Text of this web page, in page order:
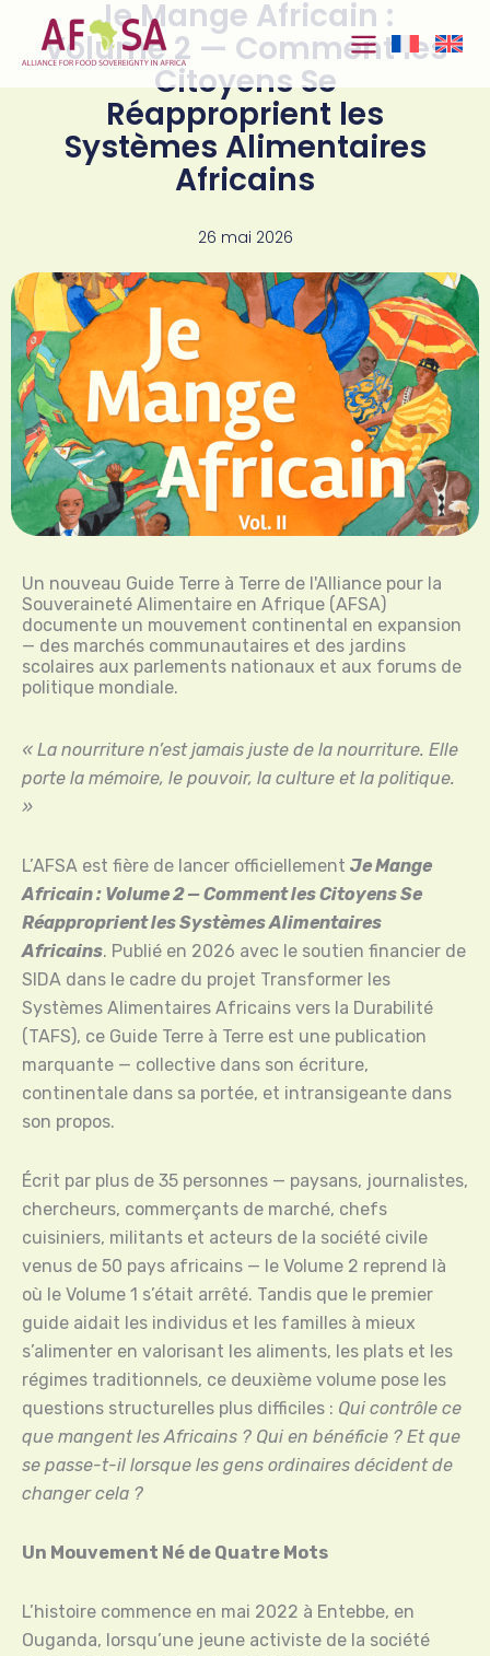
contenu
Je Mange Africain :
Volume 2 — Comment les
Citoyens Se
Réapproprient les
Systèmes Alimentaires
Africains
26 mai 2026
Un nouveau Guide Terre à Terre de l'Alliance pour la
Souveraineté Alimentaire en Afrique (AFSA)
documente un mouvement continental en expansion
— des marchés communautaires et des jardins
scolaires aux parlements nationaux et aux forums de
politique mondiale.
« La nourriture n’est jamais juste de la nourriture. Elle
porte la mémoire, le pouvoir, la culture et la politique.
»
L’AFSA est fière de lancer officiellement Je Mange
Africain : Volume 2 — Comment les Citoyens Se
Réapproprient les Systèmes Alimentaires
Africains. Publié en 2026 avec le soutien financier de
SIDA dans le cadre du projet Transformer les
Systèmes Alimentaires Africains vers la Durabilité
(TAFS), ce Guide Terre à Terre est une publication
marquante — collective dans son écriture,
continentale dans sa portée, et intransigeante dans
son propos.
Écrit par plus de 35 personnes — paysans, journalistes,
chercheurs, commerçants de marché, chefs
cuisiniers, militants et acteurs de la société civile
venus de 50 pays africains — le Volume 2 reprend là
où le Volume 1 s’était arrêté. Tandis que le premier
guide aidait les individus et les familles à mieux
s’alimenter en valorisant les aliments, les plats et les
régimes traditionnels, ce deuxième volume pose les
questions structurelles plus difficiles : Qui contrôle ce
que mangent les Africains ? Qui en bénéficie ? Et que
se passe-t-il lorsque les gens ordinaires décident de
changer cela ?
Un Mouvement Né de Quatre Mots
L’histoire commence en mai 2022 à Entebbe, en
Ouganda, lorsqu’une jeune activiste de la société